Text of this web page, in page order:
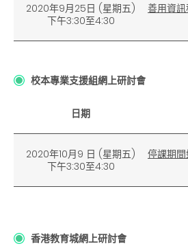
2020年9月25日 (星期五)
下午3:30至4:30
善用資訊
校本專業支援組網上研討會
日期
2020年10月9 日 (星期五)
下午3:30至4:30
停課期
香港教育城網上研討會